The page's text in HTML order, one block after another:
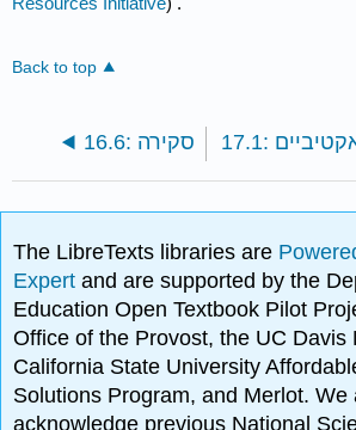
Back to top
16.6: סקירה
The LibreTexts libraries are
Expertand are supported by the
Education Open Textbook Pilot
Office of the Provost, the UC Davis
California State University
Solutions Program, and Merlot. We
acknowledge previous National